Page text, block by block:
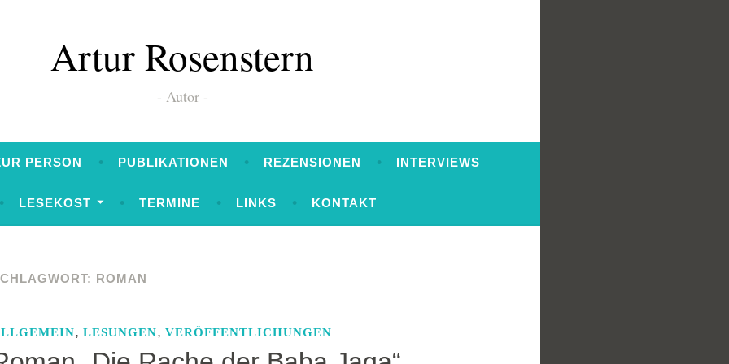
Artur Rosenstern
Autor
PERSON PUBLIKATIONEN REZENSIONEN INTERVIEWS
LESEKOST TERMINE LINKS KONTAKT
ROMAN
, LESUNGEN, VERÖFFENTLICHUNGEN